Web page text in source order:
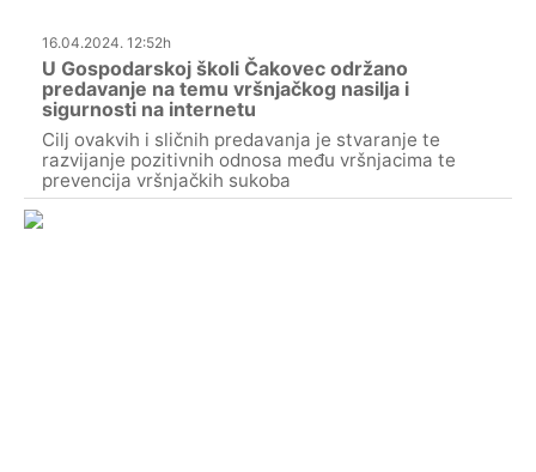
16.04.2024. 12:52h
U Gospodarskoj školi Čakovec održano
predavanje na temu vršnjačkog nasilja i
sigurnosti na internetu
Cilj ovakvih i sličnih predavanja je stvaranje te
razvijanje pozitivnih odnosa među vršnjacima te
prevencija vršnjačkih sukoba